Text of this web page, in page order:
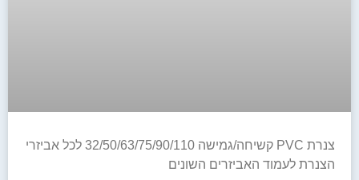
צנרת PVC קשיחה/גמישה 32/50/63/75/90/110 לכל אביזרי
הצנרת לעמוד האביזרים השונים